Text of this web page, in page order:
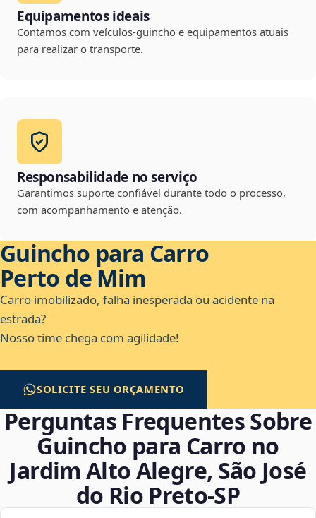
Equipamentos ideais
Contamos com veículos-guincho e equipamentos atuais
para realizar o transporte.
Responsabilidade no serviço
Garantimos suporte confiável durante todo o processo,
com acompanhamento e atenção.
Guincho para Carro
Perto de Mim
Carro imobilizado, falha inesperada ou acidente na
estrada?
Nosso time chega com agilidade!
SOLICITE SEU ORÇAMENTO
Perguntas Frequentes Sobre
Guincho para Carro no
Jardim Alto Alegre, São José
do Rio Preto‑SP